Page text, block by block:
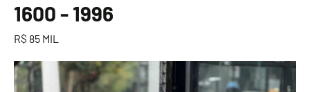
1600 - 1996
R$ 85 MIL